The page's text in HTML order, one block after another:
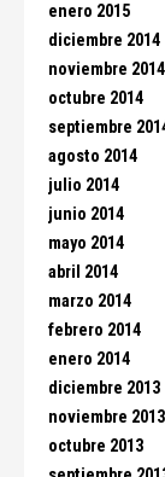
enero 2015
diciembre 2014
noviembre 2014
octubre 2014
septiembre
agosto 2014
julio 2014
junio 2014
mayo 2014
abril 2014
marzo 2014
febrero 2014
enero 2014
diciembre 2013
noviembre 2013
octubre 2013